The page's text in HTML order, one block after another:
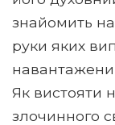
знайомить
руки яких
Як вистояти
злочинного